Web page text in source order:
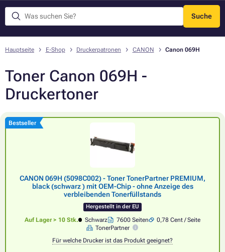
Suche
Menü
Hauptseite E-Shop Druckerpatronen CANON Canon 069H
Toner Canon 069H -
Druckertoner
Bestseller
CANON 069H (5098C002) - Toner TonerPartner PREMIUM,
black (schwarz ) mit OEM-Chip - ohne Anzeige des
verbleibenden Tonerfüllstands
Hergestellt in der EU
Auf Lager > 10 Stk. Schwarz 7600 Seiten
0,78 Cent / Seite
TonerPartner
Für welche Drucker ist das Produkt geeignet?